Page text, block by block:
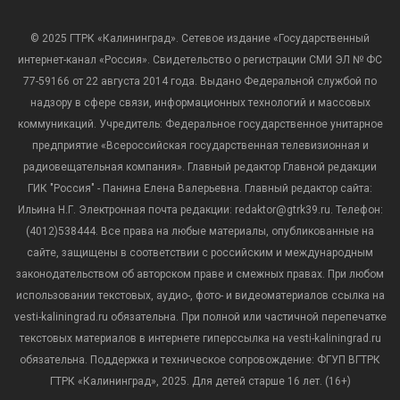
© 2025 ГТРК «Калининград». Сетевое издание «Государственный
интернет-канал «Россия». Свидетельство о регистрации СМИ ЭЛ № ФС
77-59166 от 22 августа 2014 года. Выдано Федеральной службой по
надзору в сфере связи, информационных технологий и массовых
коммуникаций. Учредитель: Федеральное государственное унитарное
предприятие «Всероссийская государственная телевизионная и
радиовещательная компания». Главный редактор Главной редакции
ГИК "Россия" - Панина Елена Валерьевна. Главный редактор сайта:
Ильина Н.Г. Электронная почта редакции: redaktor@gtrk39.ru. Телефон:
(4012)538444. Все права на любые материалы, опубликованные на
сайте, защищены в соответствии с российским и международным
законодательством об авторском праве и смежных правах. При любом
использовании текстовых, аудио-, фото- и видеоматериалов ссылка на
vesti-kaliningrad.ru обязательна. При полной или частичной перепечатке
текстовых материалов в интернете гиперссылка на vesti-kaliningrad.ru
обязательна. Поддержка и техническое сопровождение: ФГУП ВГТРК
ГТРК «Калининград», 2025. Для детей старше 16 лет. (16+)